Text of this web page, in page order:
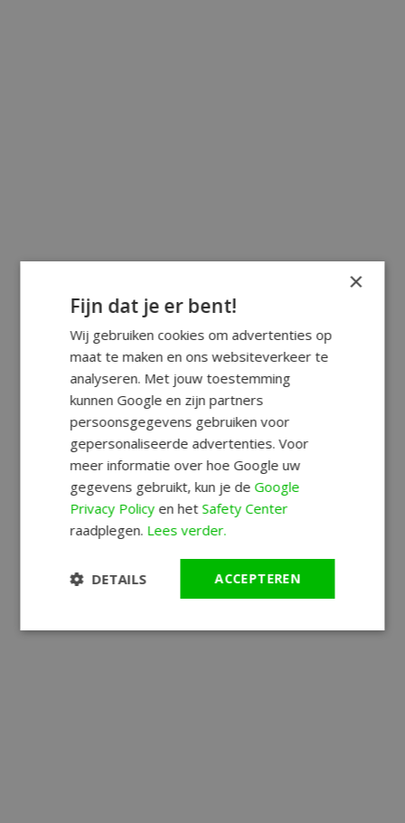
×
Fijn dat je er bent!
Wij gebruiken cookies om advertenties op
maat te maken en ons websiteverkeer te
analyseren. Met jouw toestemming
kunnen Google en zijn partners
persoonsgegevens gebruiken voor
gepersonaliseerde advertenties. Voor
meer informatie over hoe Google uw
gegevens gebruikt, kun je deGoogle
Privacy Policyen hetSafety Center
raadplegen. Lees verder.
ACCEPTEREN
DETAILS